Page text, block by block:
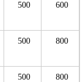
500 600
500 800
500 800